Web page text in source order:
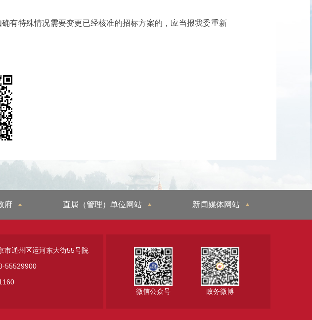
有特殊情况需要变更已经核准的招标方案的，应当报我委重新
府 直属（管理）单位网站 新闻媒体网站
市通州区运河东大街55号院
55529900
微信公众号
政务微博